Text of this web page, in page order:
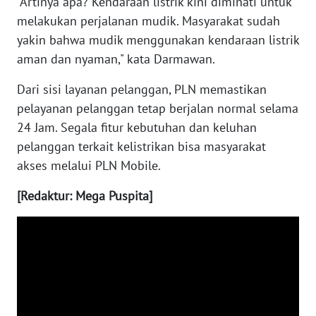
melakukan perjalanan mudik. Masyarakat sudah
yakin bahwa mudik menggunakan kendaraan listrik
aman dan nyaman," kata Darmawan.
Dari sisi layanan pelanggan, PLN memastikan
pelayanan pelanggan tetap berjalan normal selama
24 Jam. Segala fitur kebutuhan dan keluhan
pelanggan terkait kelistrikan bisa masyarakat
akses melalui PLN Mobile.
[Redaktur: Mega Puspita]
WN
WN
JOGJA
JATIM
WN